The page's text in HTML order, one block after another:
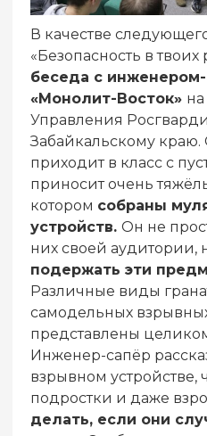
В качестве
«Безопасность в твоих
беседа с
«Монолит-Восток»
Управления
Забайкальскому
приходит в класс с
приносит очень
котором собраны
устройств. Он не
них своей аудитории,
подержать эти
Различные виды
самодельных
представлены
Инженер-сапёр
взрывном устройстве,
подростки и даже
делать, если они